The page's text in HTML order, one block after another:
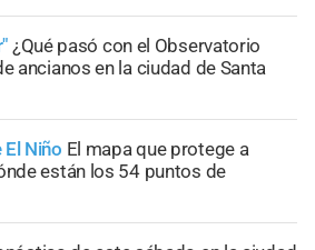
¿Qué pasó con el Observatorio
ancianos en la ciudad de Santa
Niño El mapa que protege a
están los 54 puntos de